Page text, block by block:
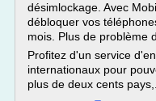
désimlockage. Avec
débloquer vos
mois. Plus de problème
Profitez d'un service
internationaux pour
plus de deux cents